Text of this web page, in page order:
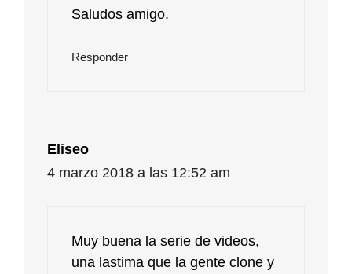
Saludos amigo.
Responder
Eliseo
4 marzo 2018 a las 12:52 am
Muy buena la serie de videos,
una lastima que la gente clone y